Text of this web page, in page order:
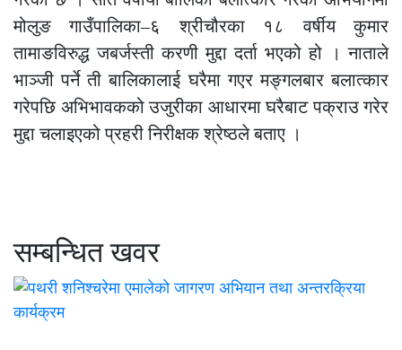
मोलुङ गाउँपालिका–६ श्रीचौरका १८ वर्षीय कुमार
तामाङविरुद्ध जबर्जस्ती करणी मुद्दा दर्ता भएको हो । नाताले
भाञ्जी पर्ने ती बालिकालाई घरैमा गएर मङ्गलबार बलात्कार
गरेपछि अभिभावकको उजुरीका आधारमा घरैबाट पक्राउ गरेर
मुद्दा चलाइएको प्रहरी निरीक्षक श्रेष्ठले बताए ।
सम्बन्धित खवर